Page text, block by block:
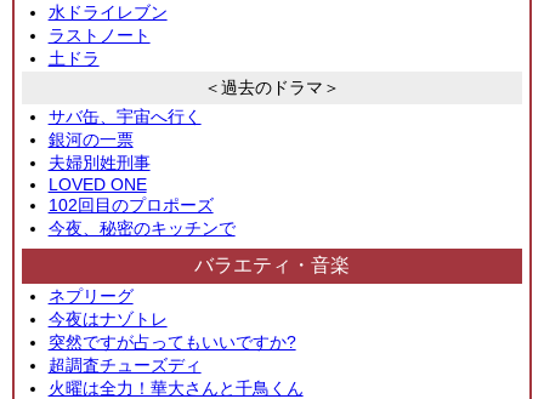
水ドライレブン
ラストノート
土ドラ
＜過去のドラマ＞
サバ缶、宇宙へ行く
銀河の一票
夫婦別姓刑事
LOVED ONE
102回目のプロポーズ
今夜、秘密のキッチンで
バラエティ・音楽
ネプリーグ
今夜はナゾトレ
突然ですが占ってもいいですか?
超調査チューズディ
火曜は全力！華大さんと千鳥くん